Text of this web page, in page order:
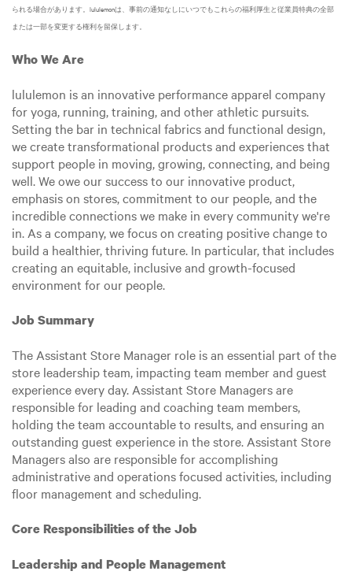
られる場合があります。lululemonは、事前の通知なしにいつでもこれらの福利厚生と従業員特典の全部
または一部を変更する権利を留保します。
Who We Are
lululemon is an innovative performance apparel company
for yoga, running, training, and other athletic pursuits.
Setting the bar in technical fabrics and functional design,
we create transformational products and experiences that
support people in moving, growing, connecting, and being
well. We owe our success to our innovative product,
emphasis on stores, commitment to our people, and the
incredible connections we make in every community we're
in. As a company, we focus on creating positive change to
build a healthier, thriving future. In particular, that includes
creating an equitable, inclusive and growth-focused
environment for our people.
Job Summary
The Assistant Store Manager role is an essential part of the
store leadership team, impacting team member and guest
experience every day. Assistant Store Managers are
responsible for leading and coaching team members,
holding the team accountable to results, and ensuring an
outstanding guest experience in the store. Assistant Store
Managers also are responsible for accomplishing
administrative and operations focused activities, including
floor management and scheduling.
Core Responsibilities of the Job
Leadership and People Management